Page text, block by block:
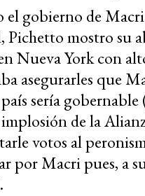
gobierno de
Pichetto mostro su
Nueva York con
asegurarles que
sería
de la
votos al
por Macri pues, a